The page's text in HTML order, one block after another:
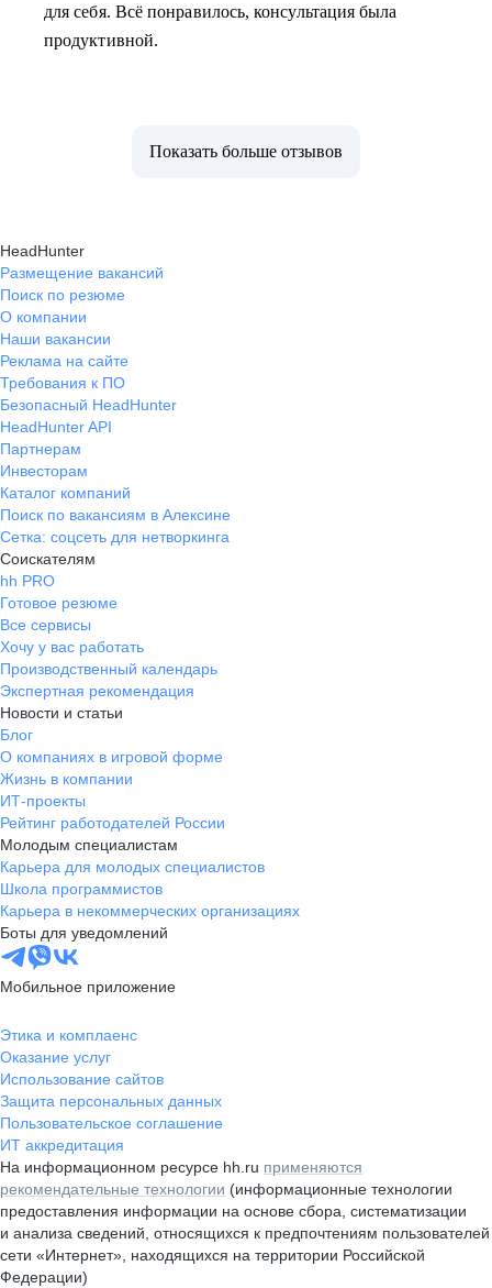
для себя. Всё понравилось, консультация была
продуктивной.
Показать больше отзывов
HeadHunter
Размещение вакансий
Поиск по резюме
О компании
Наши вакансии
Реклама на сайте
Требования к ПО
Безопасный HeadHunter
HeadHunter API
Партнерам
Инвесторам
Каталог компаний
Поиск по вакансиям в Алексине
Сетка: соцсеть для нетворкинга
Соискателям
hh PRO
Готовое резюме
Все сервисы
Хочу у вас работать
Производственный календарь
Экспертная рекомендация
Новости и статьи
Блог
О компаниях в игровой форме
Жизнь в компании
ИТ-проекты
Рейтинг работодателей России
Молодым специалистам
Карьера для молодых специалистов
Школа программистов
Карьера в некоммерческих организациях
Боты для уведомлений
Мобильное приложение
Этика и комплаенс
Оказание услуг
Использование сайтов
Защита персональных данных
Пользовательское соглашение
ИТ аккредитация
На информационном ресурсе hh.ru применяются
рекомендательные технологии (информационные технологии
предоставления информации на основе сбора, систематизации
и анализа сведений, относящихся к предпочтениям пользователей
сети «Интернет», находящихся на территории Российской
Федерации)